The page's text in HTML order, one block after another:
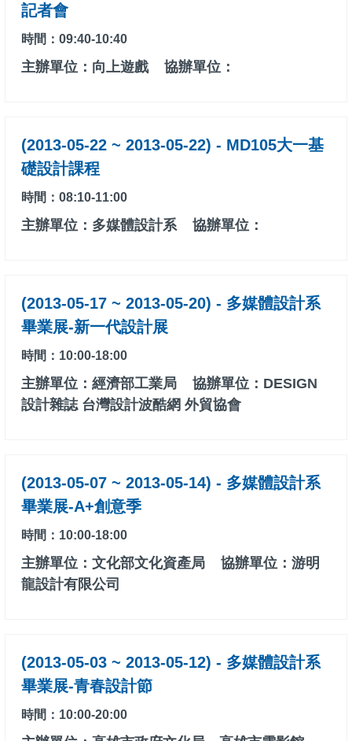
記者會
時間：09:40-10:40
主辦單位：向上遊戲 協辦單位：
(2013-05-22 ~ 2013-05-22) - MD105大一基
礎設計課程
時間：08:10-11:00
主辦單位：多媒體設計系 協辦單位：
(2013-05-17 ~ 2013-05-20) - 多媒體設計系
畢業展-新一代設計展
時間：10:00-18:00
主辦單位：經濟部工業局
協辦單位：DESIGN
設計雜誌 台灣設計波酷網 外貿協會
(2013-05-07 ~ 2013-05-14) - 多媒體設計系
畢業展-A+創意季
時間：10:00-18:00
主辦單位：文化部文化資產局
協辦單位：游明
龍設計有限公司
(2013-05-03 ~ 2013-05-12) - 多媒體設計系
畢業展-青春設計節
時間：10:00-20:00